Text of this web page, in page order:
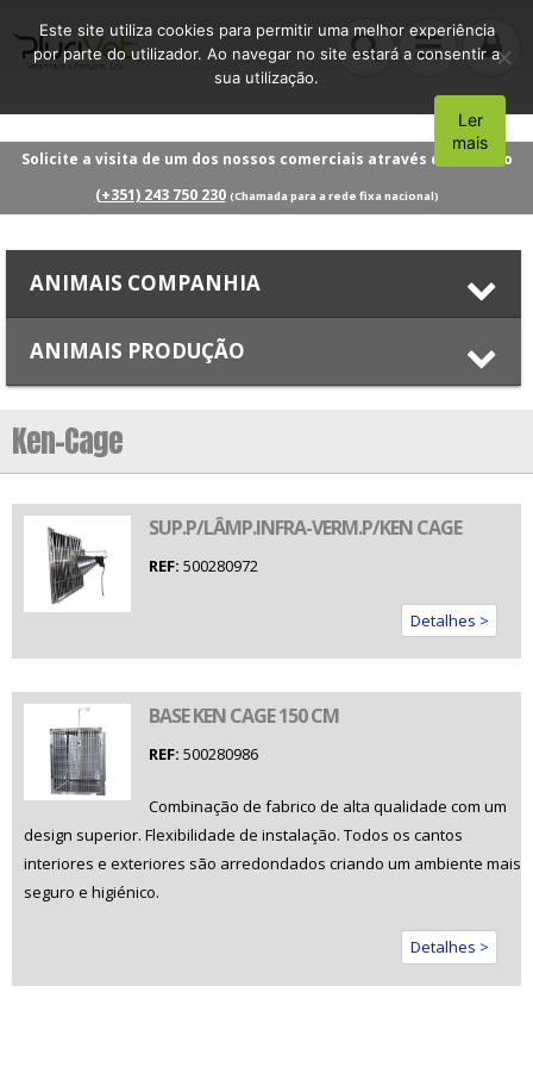
Solicite a visita de um dos nossos comerciais através do número
(+351) 243 750 230 (Chamada para a rede fixa nacional)
ANIMAIS COMPANHIA
ANIMAIS PRODUÇÃO
Ken-Cage
SUP.P/LÂMP.INFRA-VERM.P/KEN CAGE
REF: 500280972
Detalhes >
BASE KEN CAGE 150 CM
REF: 500280986
Combinação de fabrico de alta qualidade com um
design superior. Flexibilidade de instalação. Todos os cantos
interiores e exteriores são arredondados criando um ambiente mais
seguro e higiénico.
Detalhes >
Este site utiliza cookies para permitir uma melhor experiência
por parte do utilizador. Ao navegar no site estará a consentir a
sua utilização.
Aceito
Ler
mais